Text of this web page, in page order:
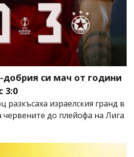
добрия си мач от години
3:0
разкъсаха израелския гранд в
до плейофа на Лига